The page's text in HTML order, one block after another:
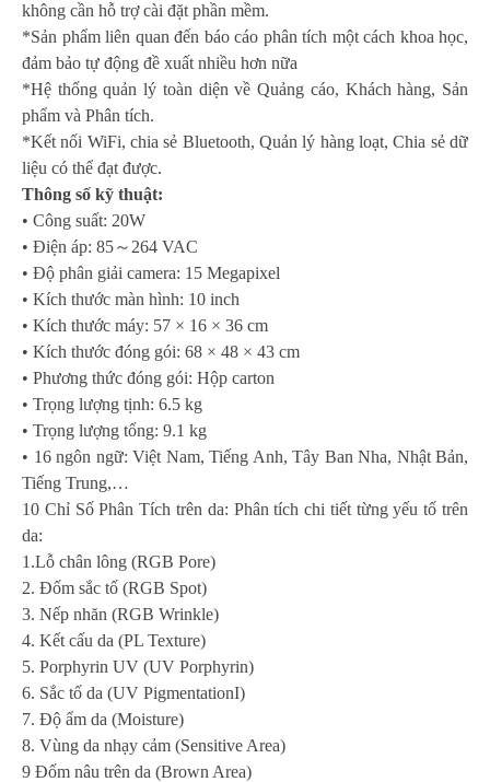
không cần hỗ trợ cài đặt phần mềm.
*Sản phẩm liên quan đến báo cáo phân tích một cách khoa học,
đảm bảo tự động đề xuất nhiều hơn nữa
*Hệ thống quản lý toàn diện về Quảng cáo, Khách hàng, Sản
phẩm và Phân tích.
*Kết nối WiFi, chia sẻ Bluetooth, Quản lý hàng loạt, Chia sẻ dữ
liệu có thể đạt được.
Thông số kỹ thuật:
• Công suất: 20W
• Điện áp: 85～ 264 VAC
• Độ phân giải camera: 15 Megapixel
• Kích thước màn hình: 10 inch
• Kích thước máy: 57 × 16 × 36 cm
• Kích thước đóng gói: 68 × 48 × 43 cm
• Phương thức đóng gói: Hộp carton
• Trọng lượng tịnh: 6.5 kg
• Trọng lượng tổng: 9.1 kg
• 16 ngôn ngữ: Việt Nam, Tiếng Anh, Tây Ban Nha, Nhật Bản,
Tiếng Trung,…
10 Chỉ Số Phân Tích trên da: Phân tích chi tiết từng yếu tố trên
da:
1.Lỗ chân lông (RGB Pore)
2. Đốm sắc tố (RGB Spot)
3. Nếp nhăn (RGB Wrinkle)
4. Kết cấu da (PL Texture)
5. Porphyrin UV (UV Porphyrin)
6. Sắc tố da (UV PigmentationI)
7. Độ ẩm da (Moisture)
8. Vùng da nhạy cảm (Sensitive Area)
9 Đốm nâu trên da (Brown Area)